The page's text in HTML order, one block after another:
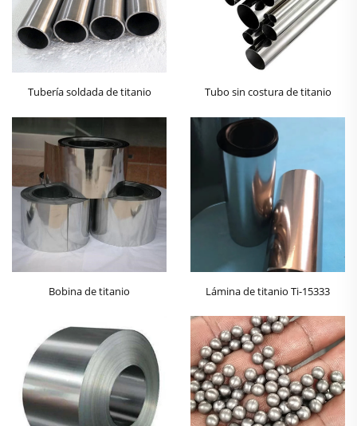
Tubería soldada de titanio Tubo sin costura de titanio
Bobina de titanio Lámina de titanio Ti-15333